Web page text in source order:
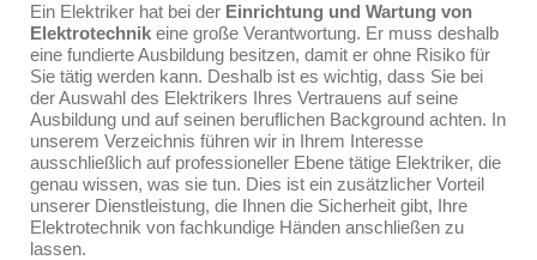
Ein Elektriker hat bei der Einrichtung und Wartung von
Elektrotechnik eine große Verantwortung. Er muss deshalb
eine fundierte Ausbildung besitzen, damit er ohne Risiko für
Sie tätig werden kann. Deshalb ist es wichtig, dass Sie bei
der Auswahl des Elektrikers Ihres Vertrauens auf seine
Ausbildung und auf seinen beruflichen Background achten. In
unserem Verzeichnis führen wir in Ihrem Interesse
ausschließlich auf professioneller Ebene tätige Elektriker, die
genau wissen, was sie tun. Dies ist ein zusätzlicher Vorteil
unserer Dienstleistung, die Ihnen die Sicherheit gibt, Ihre
Elektrotechnik von fachkundige Händen anschließen zu
lassen.